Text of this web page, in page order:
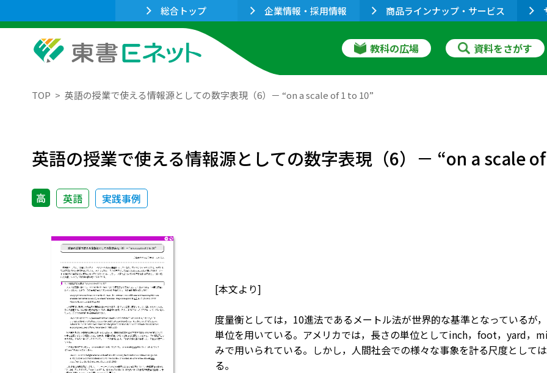
総合トップ 企業情報・採用情報 商品ラインナップ・サービス
教科の広場 資料をさがす
TOP 英語の授業で使える情報源としての数字表現（6）－ “on a scale of 1 to 10”
英語の授業で使える情報源としての数字表現（6）－ “on a scale
高 英語 実践事例
[本文より]
度量衡としては，10進法であるメートル法が世界的な基準となっているが
単位を用いている。アメリカでは，長さの単位としてinch，foot，yard，
みで用いられている。しかし，人間社会での様々な事象を計る尺度として
る。